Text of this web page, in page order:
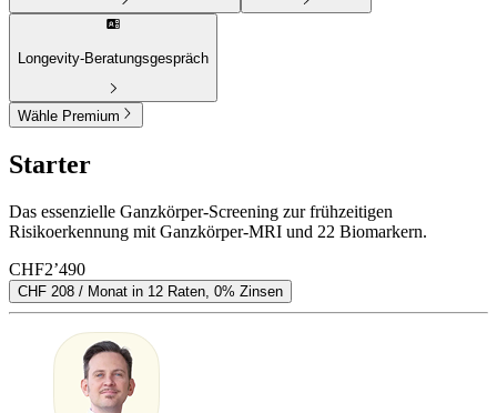
Longevity-Beratungsgespräch
Wähle Premium
Starter
Das essenzielle Ganzkörper-Screening zur frühzeitigen
Risikoerkennung mit Ganzkörper-MRI und 22 Biomarkern.
CHF2’490
CHF 208 / Monat in 12 Raten, 0% Zinsen